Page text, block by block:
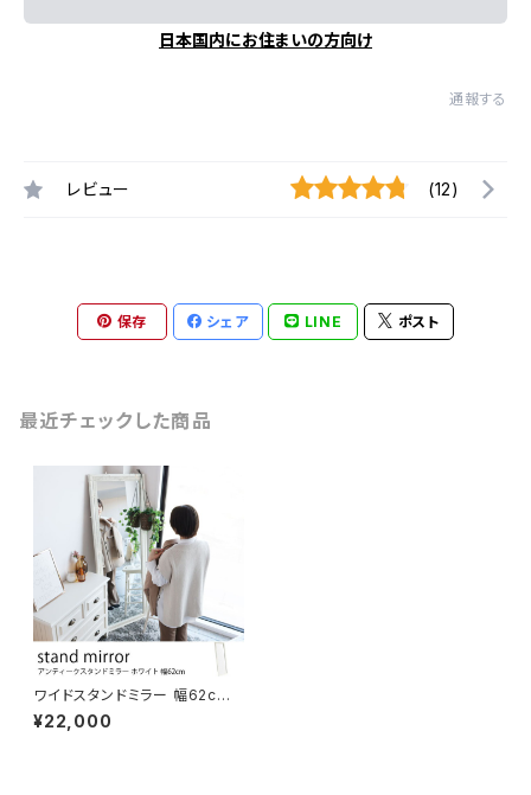
日本国内にお住まいの方向け
通報する
レビュー (12)
保存 シェア LINE ポスト
最近チェックした商品
ワイドスタンドミラー 幅62cm
ホワイト シャビー加工と細かな
装飾でアンティークな雰囲気の
¥22,000